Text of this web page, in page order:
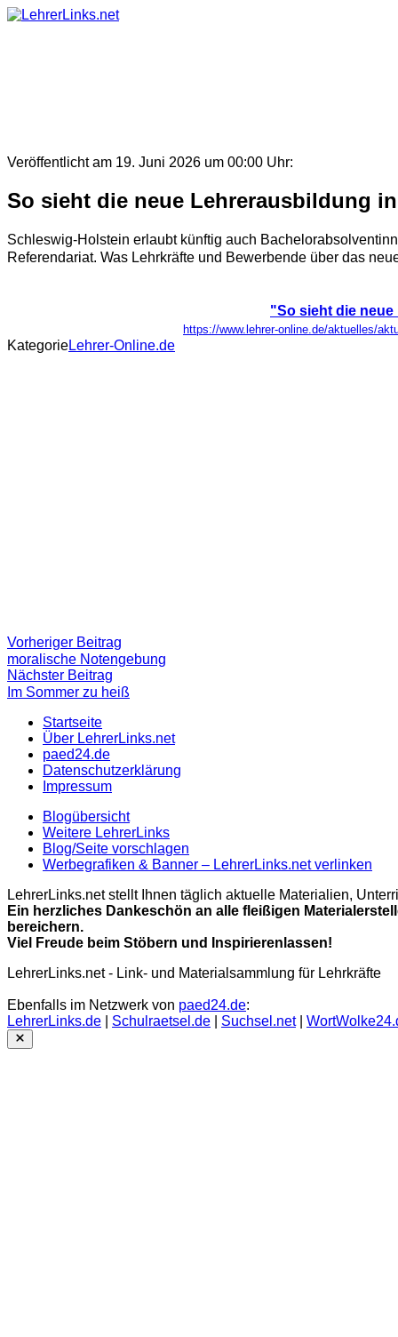
Skip
Veröffentlicht am 19. Juni 2026 um 00:00 Uhr:
So sieht die neue Lehrerausbildung
Schleswig-Holstein erlaubt künftig auch
Referendariat. Was Lehrkräfte und Bewerbende über das
"So sieht die
https://www.lehrer-online.de/aktuelles/
KategorieLehrer-Online.de
Beitragsnavigation
Vorheriger Beitrag
Beitrag:
moralische Notengebung
Nächster Beitrag
Beitrag
Im Sommer zu heiß
Startseite
Über LehrerLinks.net
paed24.de
Datenschutzerklärung
Impressum
Blogübersicht
Weitere LehrerLinks
Blog/Seite vorschlagen
Werbegrafiken & Banner – LehrerLinks.net verlinken
LehrerLinks.net stellt Ihnen täglich aktuelle Materialien,
Ein herzliches Dankeschön an alle fleißigen
bereichern.
Viel Freude beim Stöbern und Inspirierenlassen!
LehrerLinks.net - Link- und Materialsammlung für Lehrkräfte
Ebenfalls im Netzwerk von paed24.de:
LehrerLinks.de
Schulraetsel.de Suchsel.net|
Close